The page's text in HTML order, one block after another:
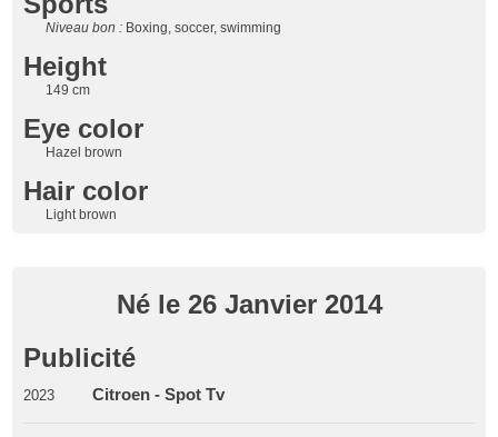
Niveau bon : Boxing, soccer, swimming
Height
149 cm
Eye color
Hazel brown
Hair color
Light brown
Né le 26 Janvier 2014
Publicité
2023 Citroen - Spot Tv